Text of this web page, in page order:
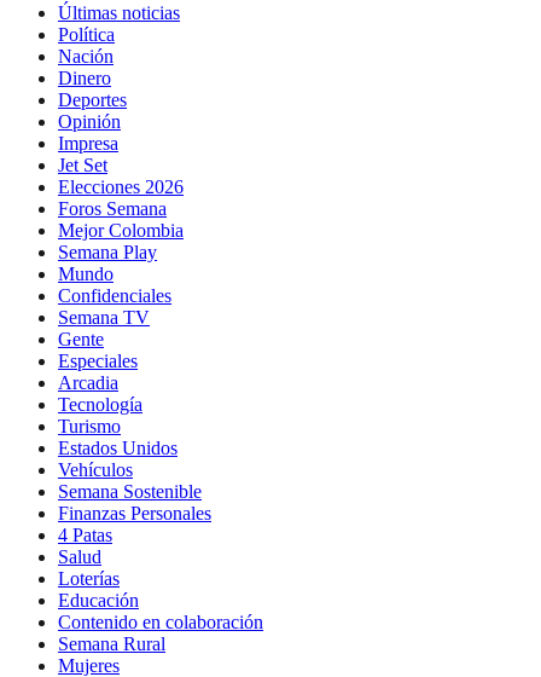
Últimas noticias
Política
Nación
Dinero
Deportes
Opinión
Impresa
Jet Set
Elecciones 2026
Foros Semana
Mejor Colombia
Semana Play
Mundo
Confidenciales
Semana TV
Gente
Especiales
Arcadia
Tecnología
Turismo
Estados Unidos
Vehículos
Semana Sostenible
Finanzas Personales
4 Patas
Salud
Loterías
Educación
Contenido en colaboración
Semana Rural
Mujeres